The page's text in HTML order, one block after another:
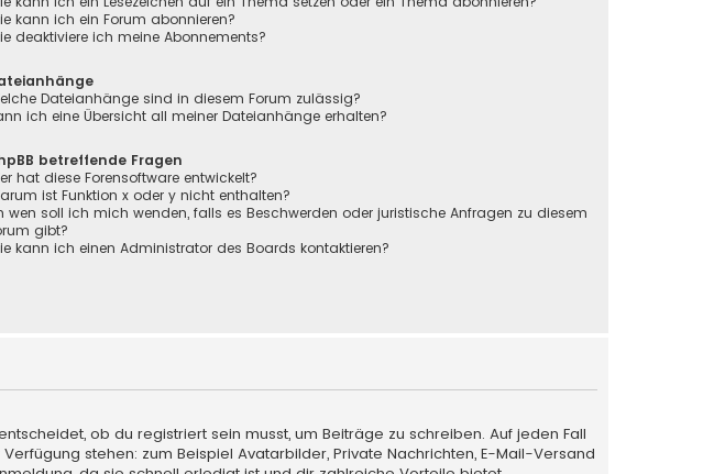
kann ich ein Forum abonnieren?
deaktiviere ich meine Abonnements?
Dateianhänge sind in diesem Forum zulässig?
ich eine Übersicht all meiner Dateianhänge erhalten?
betreffende Fragen
hat diese Forensoftware entwickelt?
ist Funktion x oder y nicht enthalten?
wen soll ich mich wenden, falls es Beschwerden oder juristische Anfragen zu diesem
gibt?
kann ich einen Administrator des Boards kontaktieren?
ob du registriert sein musst, um Beiträge zu schreiben. Auf jeden Fall
stehen: zum Beispiel Avatarbilder, Private Nachrichten, E-Mail-Versand